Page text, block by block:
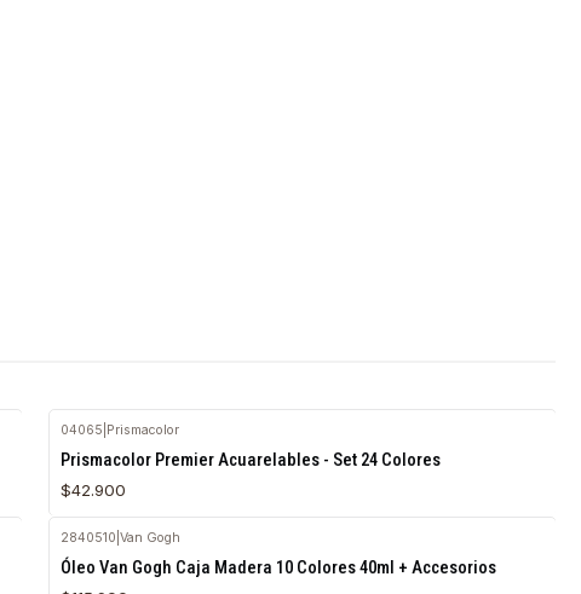
04065 Prismacolor
Prismacolor Premier Acuarelables - Set 24 Colores
$42.900
2840510 |Van Gogh
Óleo Van Gogh Caja Madera 10 Colores 40ml + Accesorios